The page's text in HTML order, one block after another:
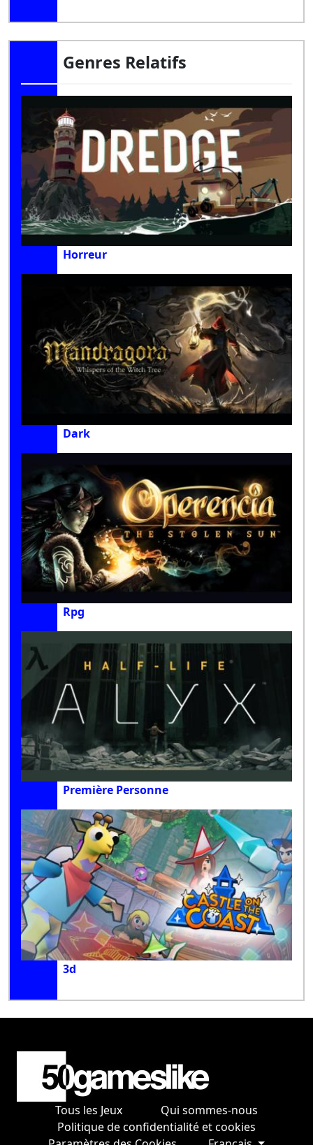
Genres Relatifs
Horreur
Dark
Rpg
Première Personne
3d
Tous les Jeux
Qui sommes-nous
Politique de confidentialité et cookies